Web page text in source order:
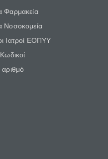
Φαρμακεία
Νοσοκομεία
Ιατροί ΕΟΠΥΥ